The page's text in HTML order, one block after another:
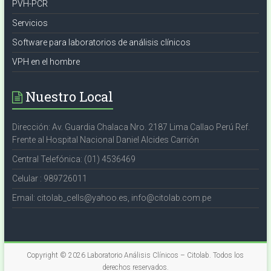
PVH-PCR
Servicios
Software para laboratorios de análisis clínicos
VPH en el hombre
Nuestro Local
Dirección: Av. Guardia Chalaca Nro. 2187 Lima Callao Perú Ref.
Frente al Hospital Nacional Daniel Alcides Carrión
Central Telefónica: (01) 4536469
Celular : 989726011
Email: citolab_cells@yahoo.es, info@citolab.com.pe
Copyright © 2026 Laboratorio Análisis Clínicos – Citolab. Todos los
derechos reservados.